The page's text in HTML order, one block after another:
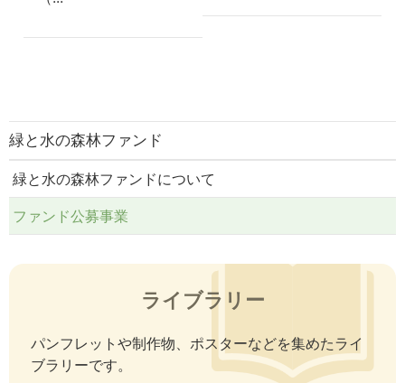
緑と水の森林ファンド
緑と水の森林ファンドについて
ファンド公募事業
ライブラリー
パンフレットや制作物、ポスターなどを集めたライ
ブラリーです。